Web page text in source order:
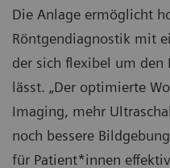
Die Anlage ermöglicht
Röntgendiagnostik mit
der sich flexibel um den
lässt. „Der optimierte
Imaging, mehr
noch bessere
für Patient*innen